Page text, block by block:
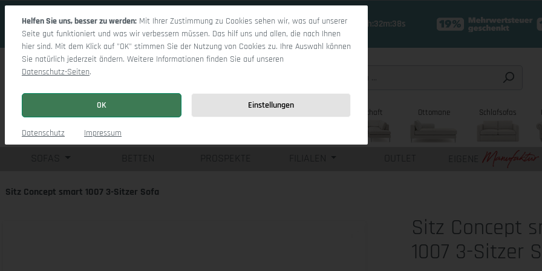
18 Tage 21h:32m:37s
Wohnlandschaft Ottomane Schlafsofas
BETTEN PROSPEKTE FILIALEN OUTLET EIGENE
Sitz Concept smart 1007 3-Sitzer Sofa
Sitz Concept
1007 3-Sitzer
Helfen Sie uns, besser zu werden: Mit Ihrer Zustimmung zu Cookies sehen wir, was auf unserer
Seite gut funktioniert und was wir verbessern müssen. Das hilf uns und allen, die nach Ihnen
hier sind. Mit dem Klick auf "OK" stimmen Sie der Nutzung von Cookies zu. Ihre Auswahl können
Sie natürlich jederzeit ändern. Weitere Informationen finden Sie auf unseren
Datenschutz-Seiten.
OK Einstellungen
Datenschutz Impressum